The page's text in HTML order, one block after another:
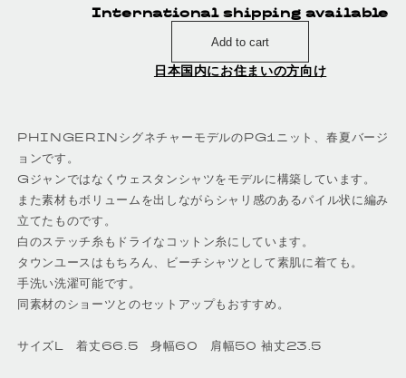
International shipping available
Add to cart
日本国内にお住まいの方向け
PHINGERINシグネチャーモデルのPG1ニット、春夏バージ
ョンです。
Gジャンではなくウェスタンシャツをモデルに構築しています。
また素材もボリュームを出しながらシャリ感のあるパイル状に編み
立てたものです。
白のステッチ糸もドライなコットン糸にしています。
タウンユースはもちろん、ビーチシャツとして素肌に着ても。
手洗い洗濯可能です。
同素材のショーツとのセットアップもおすすめ。
サイズL 着丈66.5 身幅60 肩幅50 袖丈23.5